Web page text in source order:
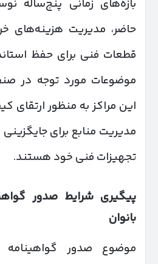
بازه‌های زمانی پنج‌ساله
حاضر، مدیریت هزینه‌های
قطعات فنی برای حفظ
موضوعات مورد توجه در
این مراکز به منظور ارتقای
مدیریت منابع برای جایگزینی
تجهیزات فنی خود هستند.
پیگیری شرایط صدور
بانوان
موضوع صدور گواهینامه